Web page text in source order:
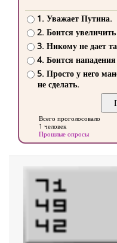
1. Уважает Путина.
2. Боится
3. Никому не дает
4. Боится
5. Просто у него
не сделать.
Всего проголосовало
1 человек
Прошлые опросы